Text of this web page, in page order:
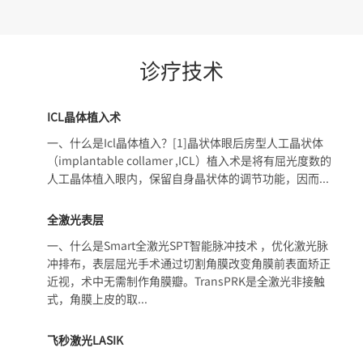
诊疗技术
ICL晶体植入术
一、什么是Icl晶体植入？[1]晶状体眼后房型人工晶状体
（implantable collamer ,ICL）植入术是将有屈光度数的
人工晶体植入眼内，保留自身晶状体的调节功能，因而...
全激光表层
一、什么是Smart全激光SPT智能脉冲技术 ，优化激光脉
冲排布，表层屈光手术通过切割角膜改变角膜前表面矫正
近视，术中无需制作角膜瓣。TransPRK是全激光非接触
式，角膜上皮的取...
飞秒激光LASIK